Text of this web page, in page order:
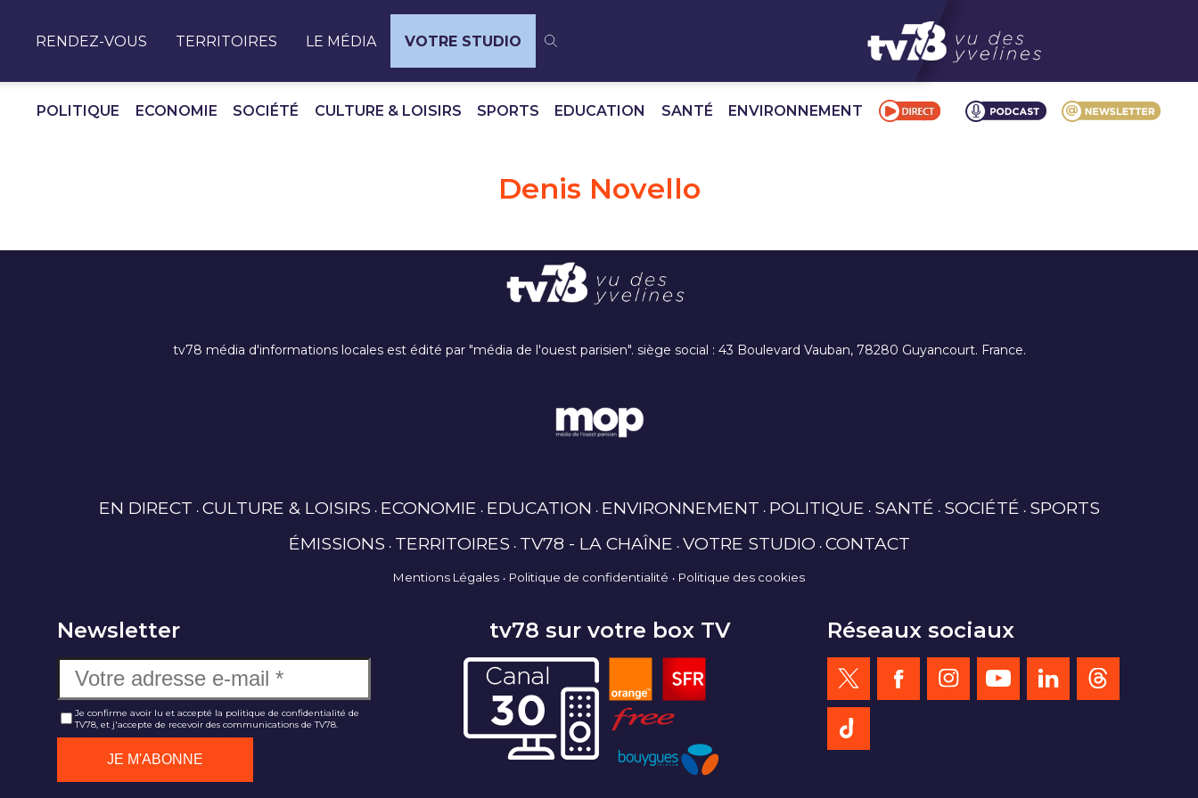
RENDEZ-VOUS TERRITOIRES LE MÉDIA VOTRE STUDIO
POLITIQUE ECONOMIE SOCIÉTÉ CULTURE & LOISIRS SPORTS EDUCATION SANTÉ ENVIRONNEMENT
Denis Novello
tv78 média d'informations locales est édité par "média de l'ouest parisien". siège social : 43 Boulevard Vauban, 78280 Guyancourt. France.
EN DIRECT CULTURE & LOISIRS ECONOMIE EDUCATION ENVIRONNEMENT POLITIQUE SANTÉ SOCIÉTÉ SPORTS
ÉMISSIONS TERRITOIRES TV78 - LA CHAÎNE VOTRE STUDIO CONTACT
Mentions Légales Politique de confidentialité Politique des cookies
Newsletter
Je confirme avoir lu et accepté la politique de confidentialité de
TV78, et j'accepte de recevoir des communications de TV78.
tv78 sur votre box TV Réseaux sociaux